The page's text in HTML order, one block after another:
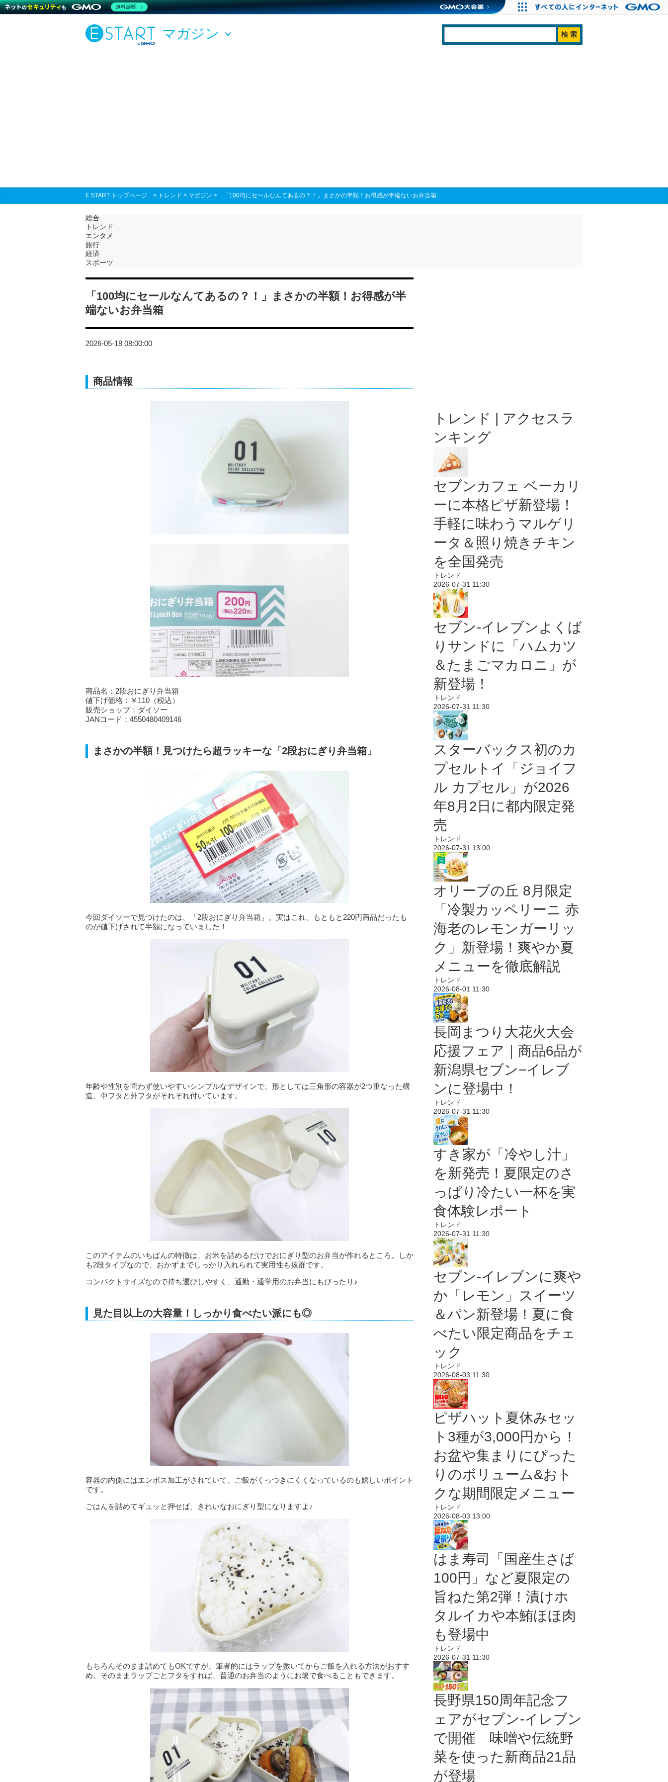
マガジン
E START トップページ > トレンド > マガジン > 「100均にセールなんてあるの？！」まさかの半額！お得感が半端ないお弁当箱
総合
トレンド
エンタメ
旅行
経済
スポーツ
「100均にセールなんてあるの？！」まさかの半額！お得感が半
端ないお弁当箱
2026-05-18 08:00:00
商品情報
商品名：2段おにぎり弁当箱
値下げ価格：￥110（税込）
販売ショップ：ダイソー
JANコード：4550480409146
まさかの半額！見つけたら超ラッキーな「2段おにぎり弁当箱」
今回ダイソーで見つけたのは、「2段おにぎり弁当箱」。実はこれ、もともと220円商品だったも
のが値下げされて半額になっていました！
年齢や性別を問わず使いやすいシンプルなデザインで、形としては三角形の容器が2つ重なった構
造。中フタと外フタがそれぞれ付いています。
このアイテムのいちばんの特徴は、お米を詰めるだけでおにぎり型のお弁当が作れるところ。しか
も2段タイプなので、おかずまでしっかり入れられて実用性も抜群です。
コンパクトサイズなので持ち運びしやすく、通勤・通学用のお弁当にもぴったり♪
見た目以上の大容量！しっかり食べたい派にも◎
容器の内側にはエンボス加工がされていて、ご飯がくっつきにくくなっているのも嬉しいポイント
です。
ごはんを詰めてギュッと押せば、きれいなおにぎり型になりますよ♪
もちろんそのまま詰めてもOKですが、筆者的にはラップを敷いてからご飯を入れる方法がおすす
め。そのままラップごとフタをすれば、普通のお弁当のようにお箸で食べることもできます。
トレンド | アクセスラ
ンキング
セブンカフェ ベーカリ
ーに本格ピザ新登場！
手軽に味わうマルゲリ
ータ＆照り焼きチキン
を全国発売
トレンド
2026-07-31 11:30
セブン‐イレブンよくば
りサンドに「ハムカツ
＆たまごマカロニ」が
新登場！
トレンド
2026-07-31 11:30
スターバックス初のカ
プセルトイ「ジョイフ
ル カプセル」が2026
年8月2日に都内限定発
売
トレンド
2026-07-31 13:00
オリーブの丘 8月限定
「冷製カッペリーニ 赤
海老のレモンガーリッ
ク」新登場！爽やか夏
メニューを徹底解説
トレンド
2026-08-01 11:30
長岡まつり大花火大会
応援フェア｜商品6品が
新潟県セブン−イレブ
ンに登場中！
トレンド
2026-07-31 11:30
すき家が「冷やし汁」
を新発売！夏限定のさ
っぱり冷たい一杯を実
食体験レポート
トレンド
2026-07-31 11:30
セブン‐イレブンに爽や
か「レモン」スイーツ
＆パン新登場！夏に食
べたい限定商品をチェ
ック
トレンド
2026-08-03 11:30
ピザハット夏休みセッ
ト3種が3,000円から！
お盆や集まりにぴった
りのボリューム&おト
クな期間限定メニュー
トレンド
2026-08-03 13:00
はま寿司「国産生さば
100円」など夏限定の
旨ねた第2弾！漬けホ
タルイカや本鮪ほほ肉
も登場中
トレンド
2026-07-31 11:30
長野県150周年記念フ
ェアがセブン-イレブン
で開催 味噌や伝統野
菜を使った新商品21品
が登場
無料診断